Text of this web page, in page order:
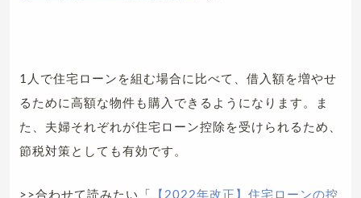
1人で住宅ローンを組む場合に比べて、借入額を増やせ
るために高額な物件も購入できるようになります。ま
た、夫婦それぞれが住宅ローン控除を受けられるため、
節税対策としても有効です。
>>合わせて読みたい「
【2022年改正】住宅ローンの控